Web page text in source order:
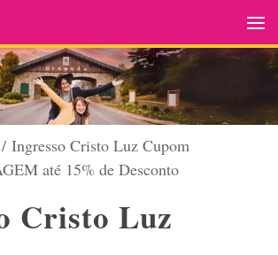
/ Ingresso Cristo Luz Cupom
até 15% de Desconto
Cristo Luz